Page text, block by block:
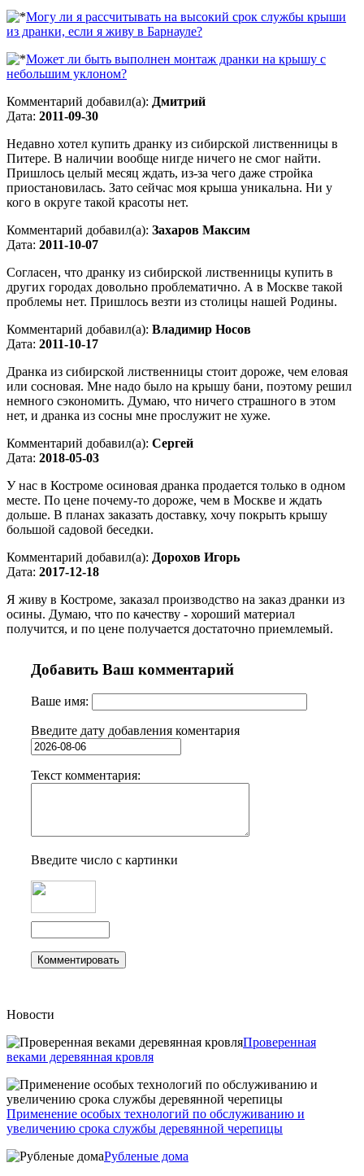
Могу ли я рассчитывать на высокий срок службы крыши
из дранки, если я живу в Барнауле?
Может ли быть выполнен монтаж дранки на крышу с
небольшим уклоном?
Комментарий добавил(а): Дмитрий
Дата: 2011-09-30
Недавно хотел купить дранку из сибирской лиственницы в
Питере. В наличии вообще нигде ничего не смог найти.
Пришлось целый месяц ждать, из-за чего даже стройка
приостановилась. Зато сейчас моя крыша уникальна. Ни у
кого в округе такой красоты нет.
Комментарий добавил(а): Захаров Максим
Дата: 2011-10-07
Согласен, что дранку из сибирской лиственницы купить в
других городах довольно проблематично. А в Москве такой
проблемы нет. Пришлось везти из столицы нашей Родины.
Комментарий добавил(а): Владимир Носов
Дата: 2011-10-17
Дранка из сибирской лиственницы стоит дороже, чем еловая
или сосновая. Мне надо было на крышу бани, поэтому решил
немного сэкономить. Думаю, что ничего страшного в этом
нет, и дранка из сосны мне прослужит не хуже.
Комментарий добавил(а): Сергей
Дата: 2018-05-03
У нас в Костроме осиновая дранка продается только в одном
месте. По цене почему-то дороже, чем в Москве и ждать
дольше. В планах заказать доставку, хочу покрыть крышу
большой садовой беседки.
Комментарий добавил(а): Дорохов Игорь
Дата: 2017-12-18
Я живу в Костроме, заказал производство на заказ дранки из
осины. Думаю, что по качеству - хороший материал
получится, и по цене получается достаточно приемлемый.
Добавить Ваш комментарий
Ваше имя:
Введите дату добавления коментария
Текст комментария:
Введите число с картинки
Новости
Проверенная
веками деревянная кровля
Применение особых технологий по обслуживанию и
увеличению срока службы деревянной черепицы
Рубленые дома